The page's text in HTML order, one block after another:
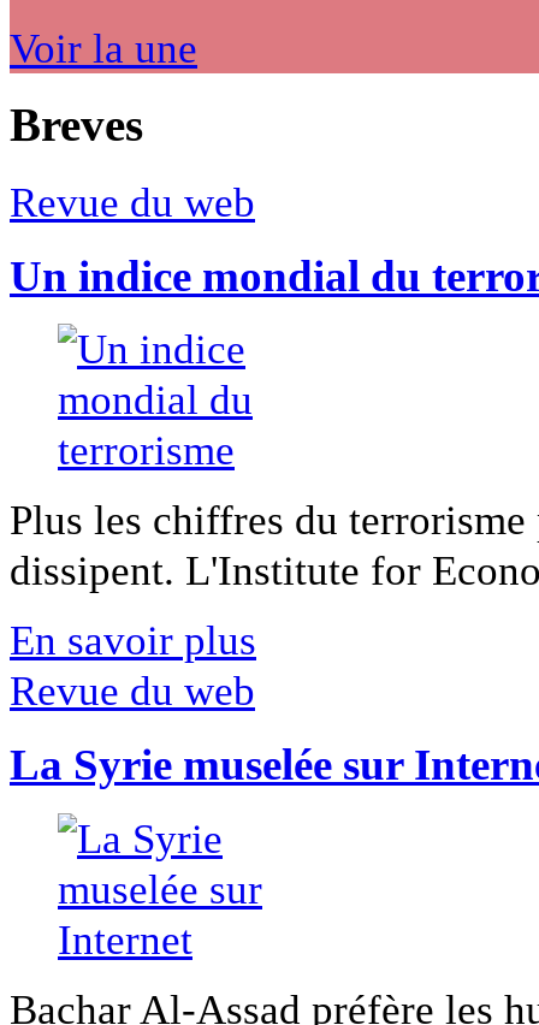
Voir la une
Breves
Revue du web
Un indice mondial du
Plus les chiffres du
dissipent. L'Institute for
En savoir plus
Revue du web
La Syrie muselée sur
Bachar Al-Assad préfère les